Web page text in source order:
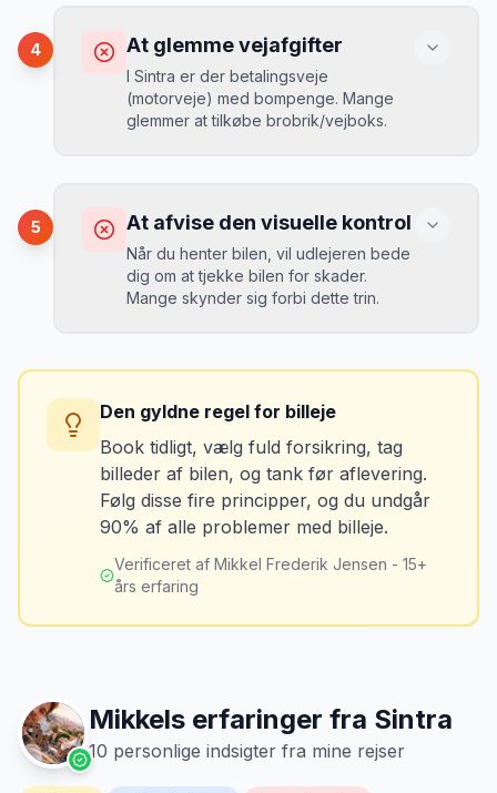
MJ
Mikkels erfaring September 2023
“En lille bule i døren kostede mig 8.000
kr. i selvrisiko. Siden har jeg altid
Du betaler 20-30% mere for brændstof,
da udlejeren tager høje benzinpriser.
Løsning
4 At glemme vejafgifter
I Sintra er der betalingsveje
(motorveje) med bompenge. Mange
glemmer at tilkøbe brobrik/vejboks.
Du risikerer at køre forkert for at undgå
bomveje, eller at betale med kontanter
ved hver bom (langsommere og dyrere).
uge og sparer tid og besvær.
5 At afvise den visuelle kontrol
Når du henter bilen, vil udlejeren bede
dig om at tjekke bilen for skader.
Mange skynder sig forbi dette trin.
var der før du fik bilen.
Tag billeder af ALLE ridser, buler og
skader - selv de mindste. Tag også
billeder af kilometerstanden og
brændstofmåleren.
vinkler ved afhentning. Det har reddet
mig fra falske skadeskrav to gange. ”
Den gyldne regel for billeje
Book tidligt, vælg fuld forsikring, tag
billeder af bilen, og tank før aflevering.
Følg disse fire principper, og du undgår
90% af alle problemer med billeje.
Verificeret af Mikkel Frederik Jensen - 15+
års erfaring
Mikkels erfaringer fra Sintra
10 personlige indsigter fra mine rejser